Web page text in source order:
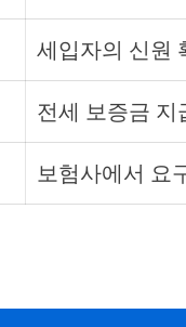
세입자의 신원
전세 보증금 지
보험사에서 요